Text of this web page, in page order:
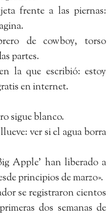
frente a las piernas:
de cowboy, torso
partes.
la que escribió: estoy
en internet.
sigue blanco.
ver si el agua borra
Apple’ han liberado a
principios de marzo».
se registraron cientos
dos semanas de